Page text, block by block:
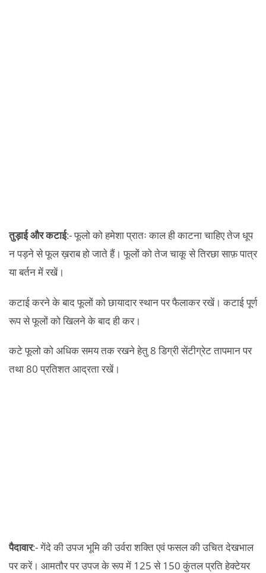
तुड़ाई और कटाई:- फूलो को हमेशा प्रातः काल ही काटना चाहिए तेज धूप
न पड़ने से फूल ख़राब हो जाते हैं। फूलों को तेज चाकू से तिरछा साफ़ पात्र
या बर्तन में रखें।
कटाई करने के बाद फूलों को छायादार स्थान पर फैलाकर रखें। कटाई पूर्ण
रूप से फूलों को खिलने के बाद ही कर।
कटे फूलो को अधिक समय तक रखने हेतु 8 डिग्री सेंटीग्रेट तापमान पर
तथा 80 प्रतिशत आद्रता रखें।
पैदावार:- गेंदे की उपज भूमि की उर्वरा शक्ति एवं फसल की उचित देखभाल
पर करें। आमतौर पर उपज के रूप में 125 से 150 कुंतल प्रति हेक्टेयर